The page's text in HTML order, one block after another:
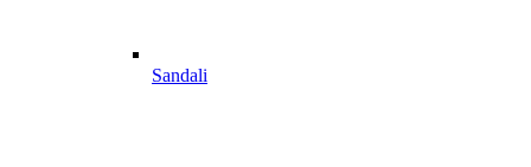
Sandali